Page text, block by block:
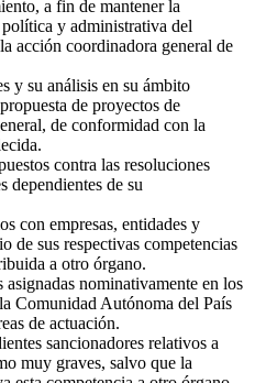
a fin de mantener la
y administrativa del
acción coordinadora general de
y su análisis en su ámbito
de proyectos de
de conformidad con la
contra las resoluciones
dependientes de su
con empresas, entidades y
de sus respectivas competencias
a otro órgano.
asignadas nominativamente en los
Comunidad Autónoma del País
de actuación.
sancionadores relativos a
muy graves, salvo que la